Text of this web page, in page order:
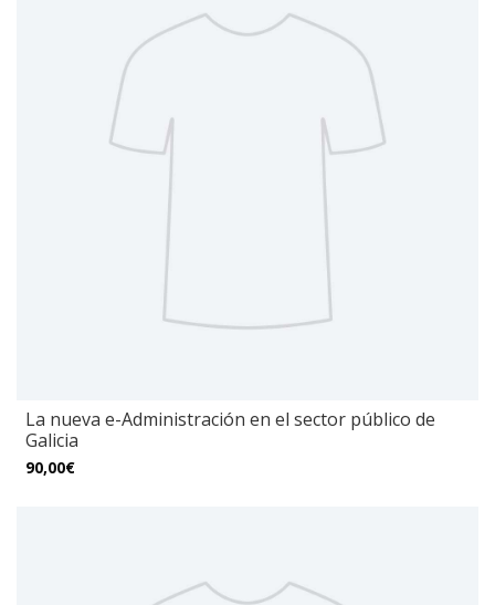
La nueva e-Administración en el sector público de
Galicia
90,00€